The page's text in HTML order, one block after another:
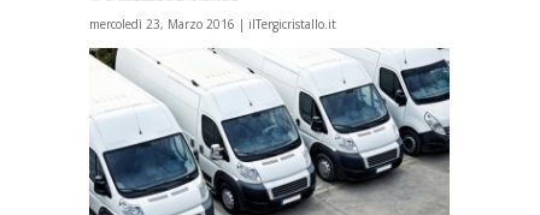
mercoledì 23, Marzo 2016 | ilTergicristallo.it